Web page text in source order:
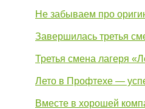
Не забываем про
Завершилась третья
Третья смена лагеря
Лето в Профтехе —
Вместе в хорошей